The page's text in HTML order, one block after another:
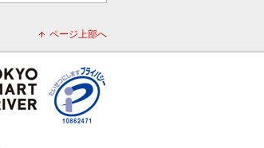
ページ上部へ